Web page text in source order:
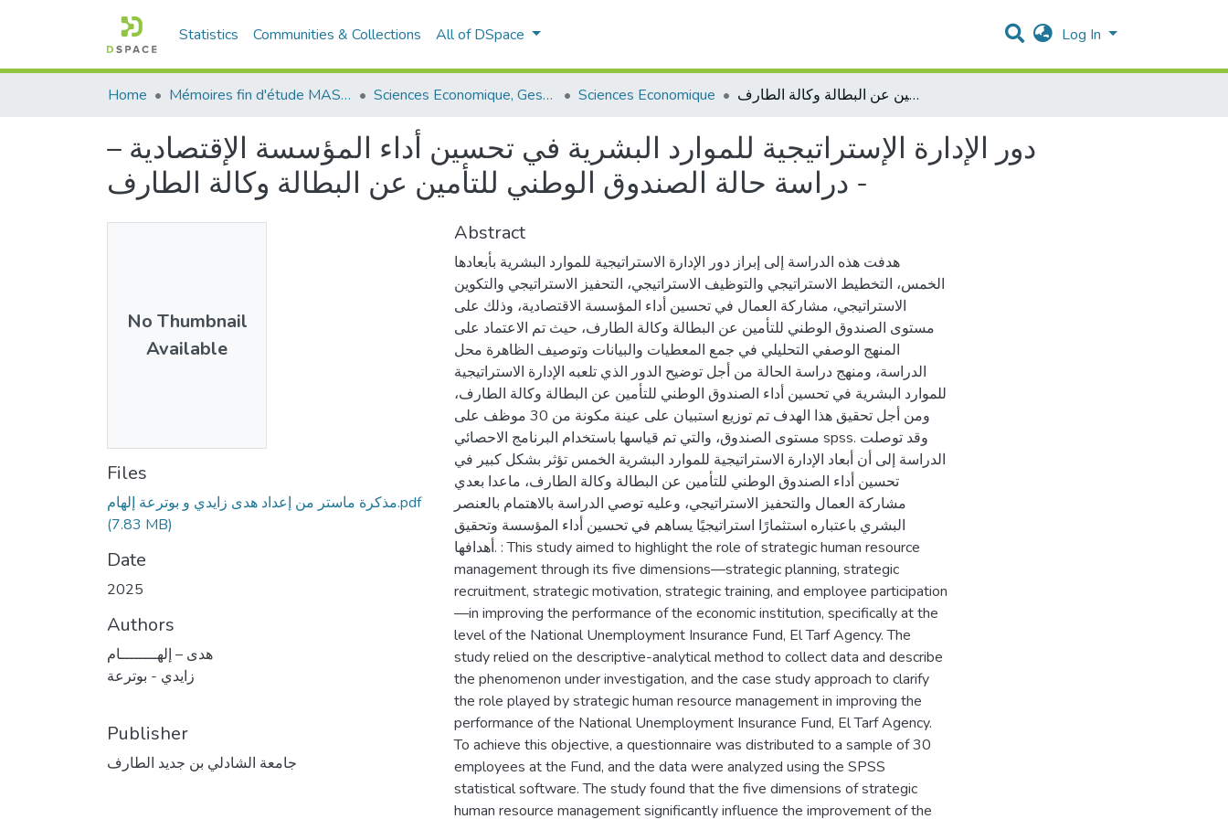
Statistics Communities & Collections All of DSpace Log In
Home Mémoires fin d'étude MASTER et Système classique Sciences Economique, Gestion et Sciences Commerciales Sciences Economique دور الإدارة الإستراتيجية للموارد البشرية في تحسين أداء المؤسسة الإقتصادية – دراسة حالة الصندوق الوطني للتأمين عن البطالة وكالة الطارف -
دور الإدارة الإستراتيجية للموارد البشرية في تحسين أداء المؤسسة الإقتصادية –
دراسة حالة الصندوق الوطني للتأمين عن البطالة وكالة الطارف -
No Thumbnail
Available
Files
مذكرة ماستر من إعداد هدى زايدي و بوترعة إلهام.pdf
(7.83 MB)
Date
2025
Authors
هدى – إلهــــــــام
زايدي - بوترعة
Publisher
جامعة الشادلي بن جديد الطارف
Abstract
هدفت هذه الدراسة إلى إبراز دور الإدارة الاستراتيجية للموارد البشرية بأبعادها
الخمس، التخطيط الاستراتيجي والتوظيف الاستراتيجي، التحفيز الاستراتيجي والتكوين
الاستراتيجي، مشاركة العمال في تحسين أداء المؤسسة الاقتصادية، وذلك على
مستوى الصندوق الوطني للتأمين عن البطالة وكالة الطارف، حيث تم الاعتماد على
المنهج الوصفي التحليلي في جمع المعطيات والبيانات وتوصيف الظاهرة محل
الدراسة، ومنهج دراسة الحالة من أجل توضيح الدور الذي تلعبه الإدارة الاستراتيجية
للموارد البشرية في تحسين أداء الصندوق الوطني للتأمين عن البطالة وكالة الطارف،
ومن أجل تحقيق هذا الهدف تم توزيع استبيان على عينة مكونة من 30 موظف على
مستوى الصندوق، والتي تم قياسها باستخدام البرنامج الاحصائي spss. وقد توصلت
الدراسة إلى أن أبعاد الإدارة الاستراتيجية للموارد البشرية الخمس تؤثر بشكل كبير في
تحسين أداء الصندوق الوطني للتأمين عن البطالة وكالة الطارف، ماعدا بعدي
مشاركة العمال والتحفيز الاستراتيجي، وعليه توصي الدراسة بالاهتمام بالعنصر
البشري باعتباره استثمارًا استراتيجيًا يساهم في تحسين أداء المؤسسة وتحقيق
أهدافها. : This study aimed to highlight the role of strategic human resource
management through its five dimensions—strategic planning, strategic
recruitment, strategic motivation, strategic training, and employee participation
—in improving the performance of the economic institution, specifically at the
level of the National Unemployment Insurance Fund, El Tarf Agency. The
study relied on the descriptive-analytical method to collect data and describe
the phenomenon under investigation, and the case study approach to clarify
the role played by strategic human resource management in improving the
performance of the National Unemployment Insurance Fund, El Tarf Agency.
To achieve this objective, a questionnaire was distributed to a sample of 30
employees at the Fund, and the data were analyzed using the SPSS
statistical software. The study found that the five dimensions of strategic
human resource management significantly influence the improvement of the